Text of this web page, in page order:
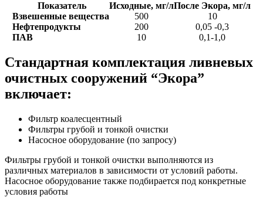
Показатель Исходные, мг/лПосле Экора, мг/л
Взвешенные вещества
500
10
Нефтепродукты
200
0,05 -0,3
ПАВ
10 0,1-1,0
Стандартная комплектация ливневых
очистных сооружений “Экора”
включает:
Фильтр коалесцентный
Фильтры грубой и тонкой очистки
Насосное оборудование (по запросу)
Фильтры грубой и тонкой очистки выполняются из
различных материалов в зависимости от условий работы.
Насосное оборудование также подбирается под конкретные
условия работы